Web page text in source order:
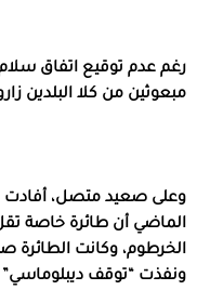
رغم عدم توقيع اتفاق
مبعوثين من كلا البلدين
وعلى صعيد متصل، أفادت
الماضي أن طائرة خاصة
الخرطوم، وكانت الطائرة
ونفذت “توقف